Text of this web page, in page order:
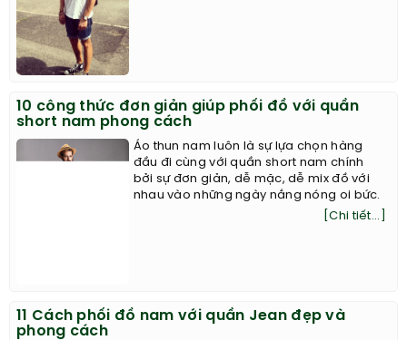
10 công thức đơn giản giúp phối đồ với quần
short nam phong cách
Áo thun nam luôn là sự lựa chọn hàng
đầu đi cùng với quần short nam chính
bởi sự đơn giản, dễ mặc, dễ mix đồ với
nhau vào những ngày nắng nóng oi bức.
[Chi tiết...]
11 Cách phối đồ nam với quần Jean đẹp và
phong cách